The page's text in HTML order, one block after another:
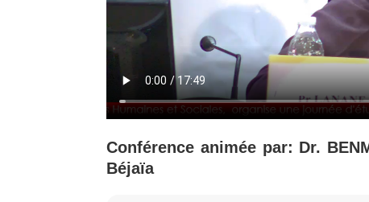
Conférence animée par: Dr.
Béjaïa